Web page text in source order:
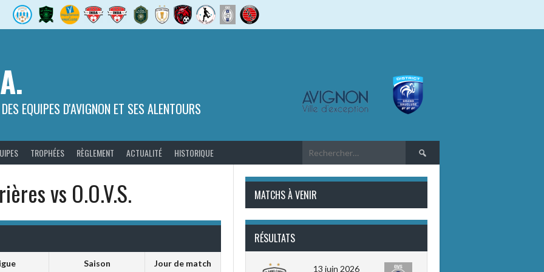
EQUIPES D'AVIGNON ET SES ALENTOURS
TROPHÉES RÈGLEMENT ACTUALITÉ HISTORIQUE Rechercher :
vs O.O.V.S.
Saison Jour de match
MATCHS À VENIR
RÉSULTATS
13 juin 2026